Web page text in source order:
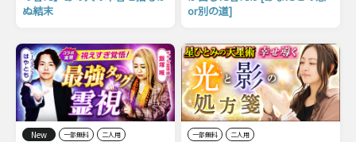
ぬ結末
or別の道]
New 一部無料 二人用 一部無料 二人用